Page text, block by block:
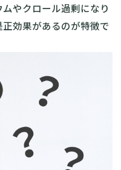
やクロール過剰になり
効果があるのが特徴で